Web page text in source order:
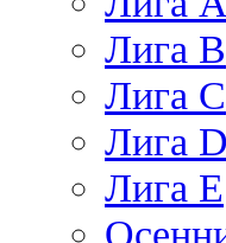
Лига В
Лига С
Лига D
Лига Е